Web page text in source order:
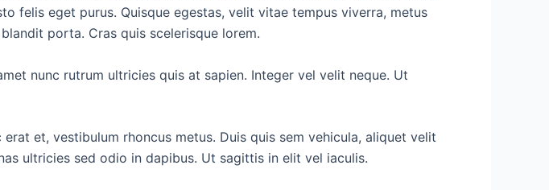
felis eget purus. Quisque egestas, velit vitae tempus viverra, metus
porta. Cras quis scelerisque lorem.
nunc rutrum ultricies quis at sapien. Integer vel velit neque. Ut
et, vestibulum rhoncus metus. Duis quis sem vehicula, aliquet velit
ultricies sed odio in dapibus. Ut sagittis in elit vel iaculis.